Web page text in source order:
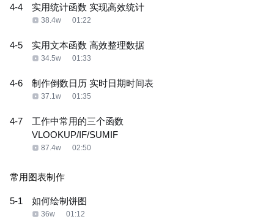
4-4 实用统计函数 实现高效统计
38.4w 01:22
4-5 实用文本函数 高效整理数据
34.5w 01:33
4-6 制作倒数日历 实时日期时间表
37.1w 01:35
4-7
工作中常用的三个函数
VLOOKUP/IF/SUMIF
87.4w 02:50
常用图表制作
5-1 如何绘制饼图
36w 01:12